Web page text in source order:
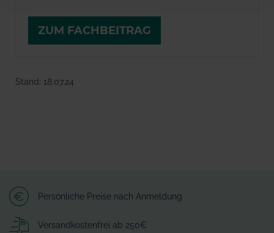
ZUM FACHBEITRAG
Stand: 18.07.24
Persönliche Preise nach Anmeldung
Versandkostenfrei ab 250€